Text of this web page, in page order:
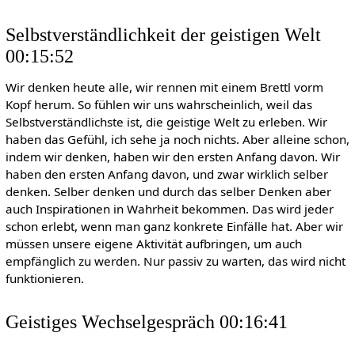
Selbstverständlichkeit der geistigen Welt
00:15:52
Wir denken heute alle, wir rennen mit einem Brettl vorm
Kopf herum. So fühlen wir uns wahrscheinlich, weil das
Selbstverständlichste ist, die geistige Welt zu erleben. Wir
haben das Gefühl, ich sehe ja noch nichts. Aber alleine schon,
indem wir denken, haben wir den ersten Anfang davon. Wir
haben den ersten Anfang davon, und zwar wirklich selber
denken. Selber denken und durch das selber Denken aber
auch Inspirationen in Wahrheit bekommen. Das wird jeder
schon erlebt, wenn man ganz konkrete Einfälle hat. Aber wir
müssen unsere eigene Aktivität aufbringen, um auch
empfänglich zu werden. Nur passiv zu warten, das wird nicht
funktionieren.
Geistiges Wechselgespräch 00:16:41